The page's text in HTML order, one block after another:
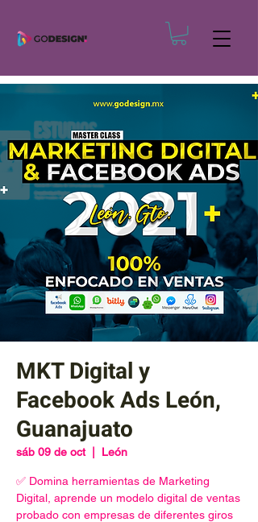
MKT Digital y
Facebook Ads León,
Guanajuato
sáb 09 de oct
  |
León
✅ Domina herramientas de Marketing
Digital, aprende un modelo digital de ventas
probado con empresas de diferentes giros